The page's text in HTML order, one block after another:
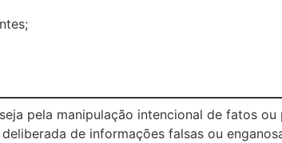
pela manipulação intencional de fatos ou
de informações falsas ou